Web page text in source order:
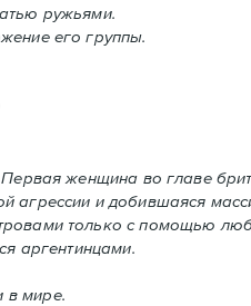
ружьями.
его группы.
женщина во главе
агрессии и добившаяся
только с помощью
аргентинцами.
в мире.